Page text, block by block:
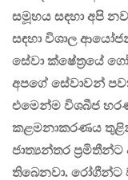
සමූහය සඳහා අපි
සඳහා විශාල
සේවා ක්ෂේත්‍රයේ
අපගේ සේවාවන්
එමෙන්ම විශබීජ
කළමනාකරණය
ජාත්‍යන්තර
තිබෙනවා. රෝගීන්ට